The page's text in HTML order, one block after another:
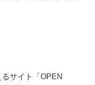
サイト「OPEN